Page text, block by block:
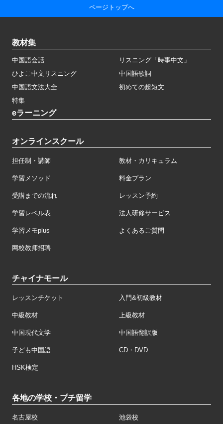
ページトップへ
教材集
中国語会話
リスニング「時事中文」
ひよこ中文リスニング
中国語歌詞
中国語文法大全
初めての超短文
特集
eラーニング
オンラインスクール
担任制・講師 教材・カリキュラム
学習メソッド 料金プラン
受講までの流れ レッスン予約
学習レベル表 法人研修サービス
学習メモplus よくあるご質問
网校教师招聘
チャイナモール
レッスンチケット 入門&初級教材
中級教材 上級教材
中国現代文学 中国語翻訳版
子ども中国語 CD・DVD
HSK検定
各地の学校・プチ留学
名古屋校 池袋校